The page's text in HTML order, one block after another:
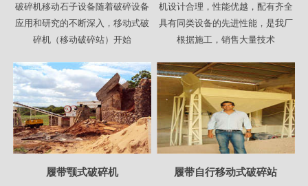
破碎机移动石子设备随着破碎设备
应用和研究的不断深入，移动式破
碎机（移动破碎站）开始
机设计合理，性能优越，配有齐全
具有同类设备的先进性能，是我厂
根据施工，销售大量技术
履带颚式破碎机 履带自行移动式破碎站